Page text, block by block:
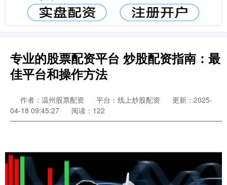
专业的股票配资平台 炒股配资指南：最
佳平台和操作方法
作者：温州股票配资 平台：线上炒股配资
更新：2025-
04-18 09:45:27
阅读：122